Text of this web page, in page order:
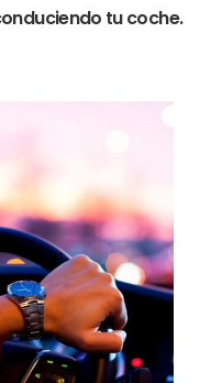
tu coche.